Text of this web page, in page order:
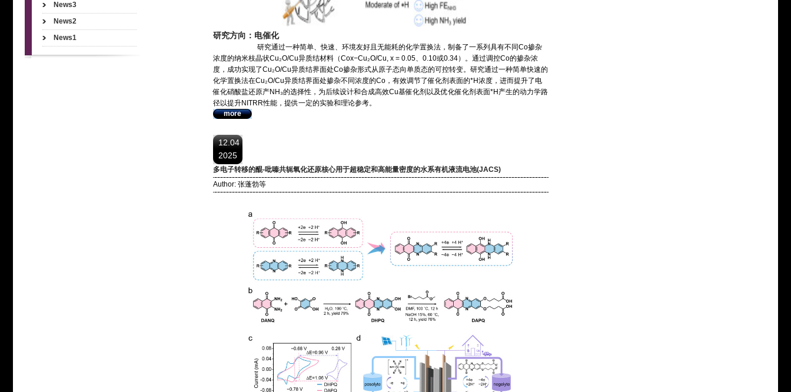
News3
News2
News1
研究方向：电催化
研究通过一种简单、快速、环境友好且无能耗的化学置换法，制备了一系列具有不同Co掺杂
浓度的纳米枝晶状Cu₂O/Cu异质结材料（Cox−Cu₂O/Cu, x = 0.05、0.10或0.34）。通过调控Co的掺杂浓
度，成功实现了Cu₂O/Cu异质结界面处Co掺杂形式从原子态向单质态的可控转变。研究通过一种简单快速的
化学置换法在Cu₂O/Cu异质结界面处掺杂不同浓度的Co，有效调节了催化剂表面的*H浓度，进而提升了电
催化硝酸盐还原产NH₃的选择性，为后续设计和合成高效Cu基催化剂以及优化催化剂表面*H产生的动力学路
径以提升NITRR性能，提供一定的实验和理论参考。
more
12.04
2025
多电子转移的醌-吡嗪共轭氧化还原核心用于超稳定和高能量密度的水系有机液流电池(JACS)
Author: 张蓬勃等